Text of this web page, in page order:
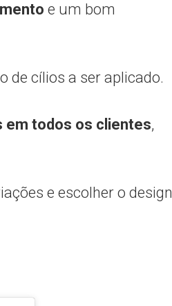
e um bom
de cílios a ser aplicado.
em todos os clientes,
e escolher o design